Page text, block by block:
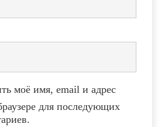
моё имя, email и адрес
для последующих